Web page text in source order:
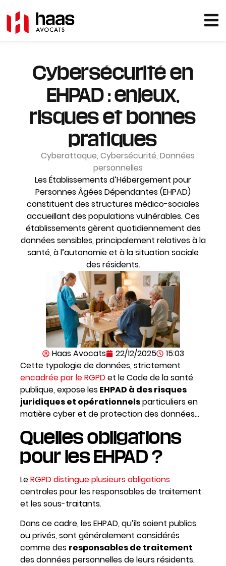
Cybersécurité en
EHPAD : enjeux,
risques et bonnes
pratiques
Cyberattaque, Cybersécurité, Données
personnelles
Les Établissements d’Hébergement pour
Personnes Âgées Dépendantes (EHPAD)
constituent des structures médico-sociales
accueillant des populations vulnérables. Ces
établissements gèrent quotidiennement des
données sensibles, principalement relatives à la
santé, à l’autonomie et à la situation sociale
des résidents.
Haas Avocats 22/12/2025
15:03
Cette typologie de données, strictement
encadrée par le RGPDet le Code de la santé
publique, expose lesEHPAD à des risques
juridiques et opérationnelsparticuliers en
matière cyber et de protection des données…
Quelles obligations
pour les EHPAD ?
LeRGPD distingue plusieurs obligations
centrales pour les responsables de traitement
et les sous-traitants.
Dans ce cadre, les EHPAD, qu’ils soient publics
ou privés, sont généralement considérés
comme des responsables de traitement
des données personnelles de leurs résidents.